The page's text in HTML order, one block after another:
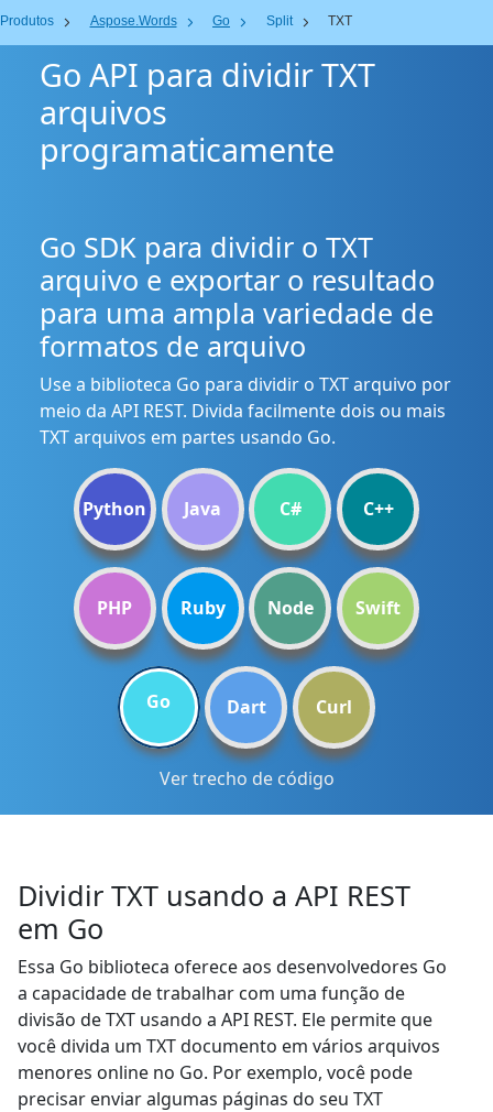
Produtos Aspose.Words Go Split TXT
Go API para dividir TXT
arquivos
programaticamente
Go SDK para dividir o TXT
arquivo e exportar o resultado
para uma ampla variedade de
formatos de arquivo
Use a biblioteca Go para dividir o TXT arquivo por
meio da API REST. Divida facilmente dois ou mais
TXT arquivos em partes usando Go.
Python Java C# C++
PHP Ruby Node Swift
Go Dart Curl
Ver trecho de código
Dividir TXT usando a API REST
em Go
Essa Go biblioteca oferece aos desenvolvedores Go
a capacidade de trabalhar com uma função de
divisão de TXT usando a API REST. Ele permite que
você divida um TXT documento em vários arquivos
menores online no Go. Por exemplo, você pode
precisar enviar algumas páginas do seu TXT